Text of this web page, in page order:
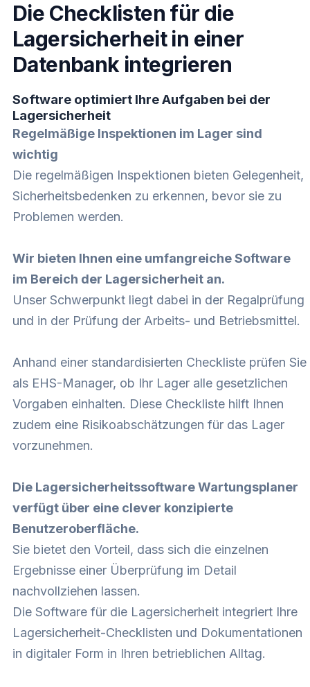
Die Checklisten für die
Lagersicherheit in einer
Datenbank integrieren
Software optimiert Ihre Aufgaben bei der
Lagersicherheit
Regelmäßige Inspektionen im Lager sind
wichtig
Die regelmäßigen Inspektionen bieten Gelegenheit,
Sicherheitsbedenken zu erkennen, bevor sie zu
Problemen werden.
Wir bieten Ihnen eine umfangreiche Software
im Bereich der Lagersicherheit an.
Unser Schwerpunkt liegt dabei in der Regalprüfung
und in der Prüfung der Arbeits- und Betriebsmittel.
Anhand einer standardisierten Checkliste prüfen Sie
als EHS-Manager, ob Ihr Lager alle gesetzlichen
Vorgaben einhalten. Diese Checkliste hilft Ihnen
zudem eine Risikoabschätzungen für das Lager
vorzunehmen.
Die Lagersicherheitssoftware Wartungsplaner
verfügt über eine clever konzipierte
Benutzeroberfläche.
Sie bietet den Vorteil, dass sich die einzelnen
Ergebnisse einer Überprüfung im Detail
nachvollziehen lassen.
Die Software für die Lagersicherheit integriert Ihre
Lagersicherheit-Checklisten und Dokumentationen
in digitaler Form in Ihren betrieblichen Alltag.